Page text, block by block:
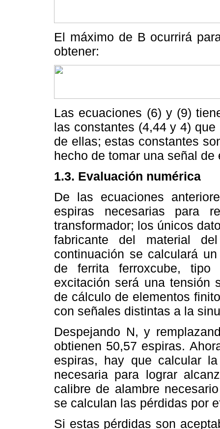
El máximo de B ocurrirá
obtener:
Las ecuaciones (6) y (9)
las constantes (4,44 y 4)
de ellas; estas constantes
hecho de tomar una señal
1.3. Evaluación numérica
De las ecuaciones
espiras necesarias para
transformador; los únicos
fabricante del material
continuación se calculará
de ferrita ferroxcube,
excitación será una tensión
de cálculo de elementos
con señales distintas a la
Despejando N, y
obtienen 50,57 espiras.
espiras, hay que calcular
necesaria para lograr
calibre de alambre
se calculan las pérdidas por
Si estas pérdidas son